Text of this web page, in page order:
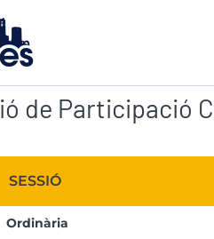
de Participació
SESSIÓ
Ordinària